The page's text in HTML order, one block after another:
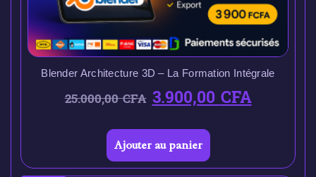
Blender Architecture 3D – La Formation Intégrale
25.000,00CFA 3.900,00CFA
Ajouter au panier